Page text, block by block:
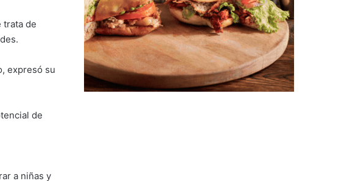
trata de
expresó su
de
a niñas y